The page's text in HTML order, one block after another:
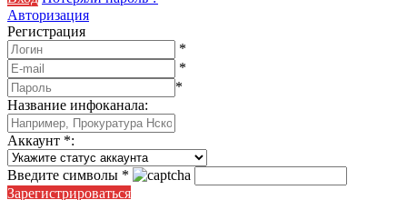
Авторизация
Регистрация
*
*
*
Название инфоканала:
Аккаунт *:
Введите символы *
Зарегистрироваться